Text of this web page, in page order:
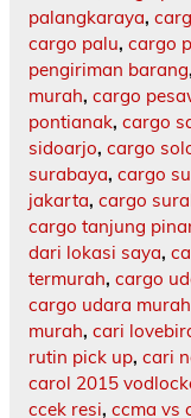
palangkaraya,
cargo palu, cargo
pengiriman barang,
murah, cargo
pontianak, cargo
sidoarjo, cargo
surabaya, cargo
jakarta, cargo
cargo tanjung
dari lokasi saya,
termurah, cargo
cargo udara murah
murah, cari
rutin pick up, cari
carol 2015
ccek resi, ccma vs